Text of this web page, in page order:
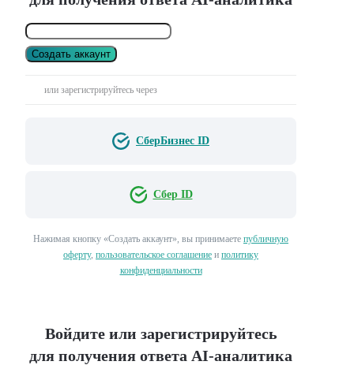
Создать аккаунт
или зарегистрируйтесь через
СберБизнес ID
Сбер ID
Нажимая кнопку «Создать аккаунт», вы принимаете публичную
оферту, пользовательское соглашение и политику
конфиденциальности
Войдите или зарегистрируйтесь
для получения ответа AI-аналитика